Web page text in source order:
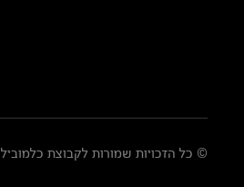
© כל הזכויות שמורות לקבוצת כלמוביל